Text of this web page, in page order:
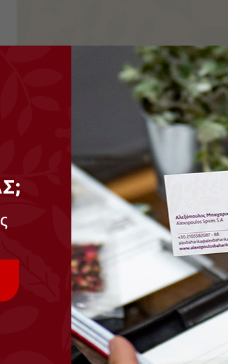
Σακουλάκι
προϊόντα